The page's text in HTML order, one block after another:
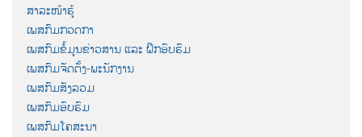
ສາລະໜ້າຮູ້
ເພສກົມກວດກາ
ເພສກົມຂໍ້ມູນຂ່າວສານ ແລະ ຝຶກອົບຮົມ
ເພສກົມຈັດຕັ້ງ-ພະນັກງານ
ເພສກົມສັງລວມ
ເພສກົມອົບຮົມ
ເພສກົມໂຄສະນາ